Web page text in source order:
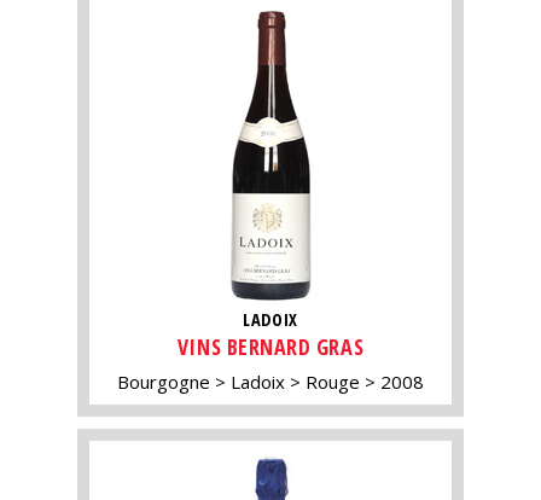
LADOIX
VINS BERNARD GRAS
Bourgogne Ladoix Rouge 2008